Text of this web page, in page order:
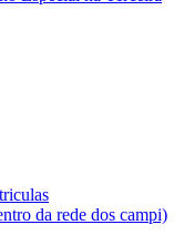
da rede dos campi)